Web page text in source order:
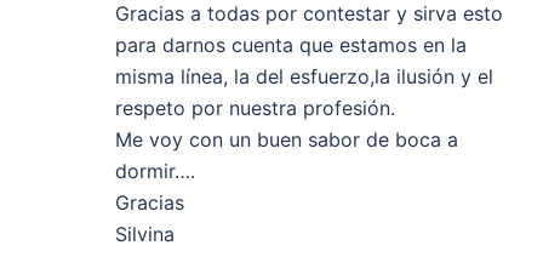
Gracias a todas por contestar y sirva esto
para darnos cuenta que estamos en la
misma línea, la del esfuerzo,la ilusión y el
respeto por nuestra profesión.
Me voy con un buen sabor de boca a
dormir….
Gracias
Silvina